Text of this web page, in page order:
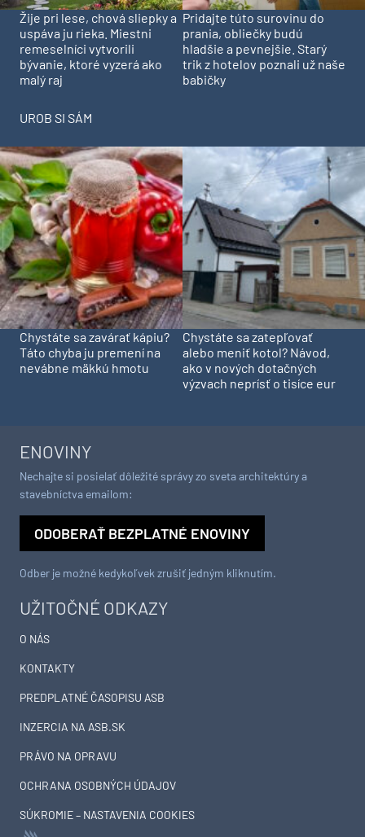
Žije pri lese, chová sliepky a
uspáva ju rieka. Miestni
remeselníci vytvorili
bývanie, ktoré vyzerá ako
malý raj
Pridajte túto surovinu do
prania, obliečky budú
hladšie a pevnejšie. Starý
trik z hotelov poznali už naše
babičky
UROB SI SÁM
Chystáte sa zavárať kápiu?
Táto chyba ju premení na
nevábne mäkkú hmotu
Chystáte sa zatepľovať
alebo meniť kotol? Návod,
ako v nových dotačných
výzvach neprísť o tisíce eur
UŽITOČNÉ ODKAZY
O NÁS
KONTAKTY
PREDPLATNÉ ČASOPISU ASB
INZERCIA NA ASB.SK
PRÁVO NA OPRAVU
OCHRANA OSOBNÝCH ÚDAJOV
SÚKROMIE – NASTAVENIA COOKIES
ENOVINY
Nechajte si posielať dôležité správy zo sveta architektúry a
stavebníctva emailom:
ODOBERAŤ BEZPLATNÉ ENOVINY
Odber je možné kedykoľvek zrušiť jedným kliknutím.